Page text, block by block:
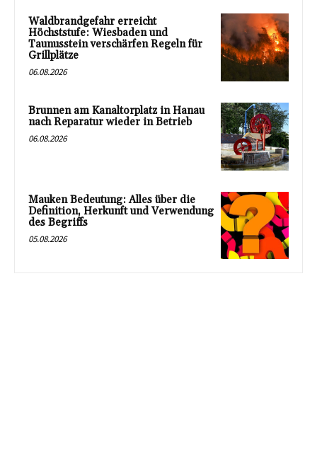
Waldbrandgefahr erreicht
Höchststufe: Wiesbaden und
Taunusstein verschärfen Regeln für
Grillplätze
06.08.2026
Brunnen am Kanaltorplatz in Hanau
nach Reparatur wieder in Betrieb
06.08.2026
Mauken Bedeutung: Alles über die
Definition, Herkunft und Verwendung
des Begriffs
05.08.2026